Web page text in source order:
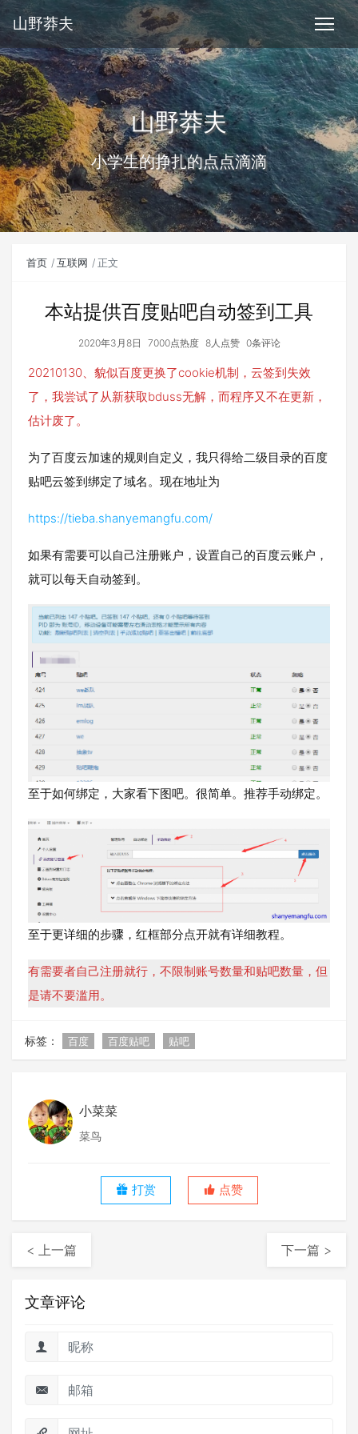
山野莽夫
山野莽夫
小学生的挣扎的点点滴滴
首页 互联网 正文
本站提供百度贴吧自动签到工具
2020年3月8日 7000点热度 8人点赞 0条评论
20210130、貌似百度更换了cookie机制，云签到失效
了，我尝试了从新获取bduss无解，而程序又不在更新，
估计废了。
为了百度云加速的规则自定义，我只得给二级目录的百度
贴吧云签到绑定了域名。现在地址为
https://tieba.shanyemangfu.com/
如果有需要可以自己注册账户，设置自己的百度云账户，
就可以每天自动签到。
至于如何绑定，大家看下图吧。很简单。推荐手动绑定。
至于更详细的步骤，红框部分点开就有详细教程。
有需要者自己注册就行，不限制账号数量和贴吧数量，但
是请不要滥用。
标签： 百度 百度贴吧 贴吧
小菜菜
菜鸟
打赏 点赞
< 上一篇 下一篇 >
文章评论